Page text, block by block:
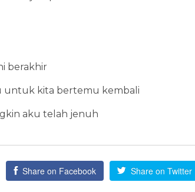
berakhir
untuk kita bertemu kembali
aku telah jenuh
Share on Facebook Share on Twitter